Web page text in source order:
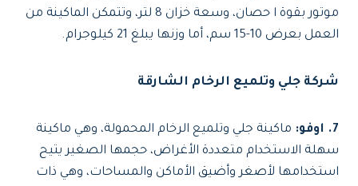
موتور بقوة ا حصان، وسعة خزان 8 لتر، وتتمكن الماكينة من
العمل بعرض 10-15 سم، أما وزنها يبلغ 21 كيلوجرام.
شركة جلي وتلميع الرخام الشارقة
7. اوفو:
ماكينة جلي وتلميع الرخام المحمولة، وهي ماكينة
سهلة الاستخدام متعددة الأغراض، حجمها الصغير يتيح
استخدامها لأصغر وأضيق الأماكن والمساحات، وهي ذات